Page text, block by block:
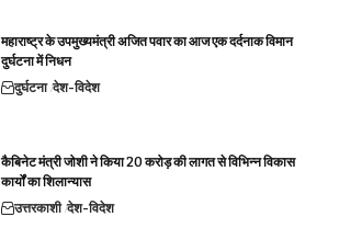
महाराष्ट्र के उपमुख्यमंत्री अजित पवार का आज एक दर्दनाक विमान
दुर्घटना में निधन
दुर्घटना देश-विदेश
कैबिनेट मंत्री जोशी ने किया 20 करोड़ की लागत से विभिन्न विकास
कार्यों का शिलान्यास
उत्तरकाशी देश-विदेश